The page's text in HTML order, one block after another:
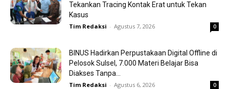
Tekankan Tracing Kontak Erat untuk Tekan
Kasus
Tim Redaksi - Agustus 7, 2026 0
BINUS Hadirkan Perpustakaan Digital Offline di
Pelosok Sulsel, 7.000 Materi Belajar Bisa
Diakses Tanpa...
Tim Redaksi - Agustus 6, 2026 0